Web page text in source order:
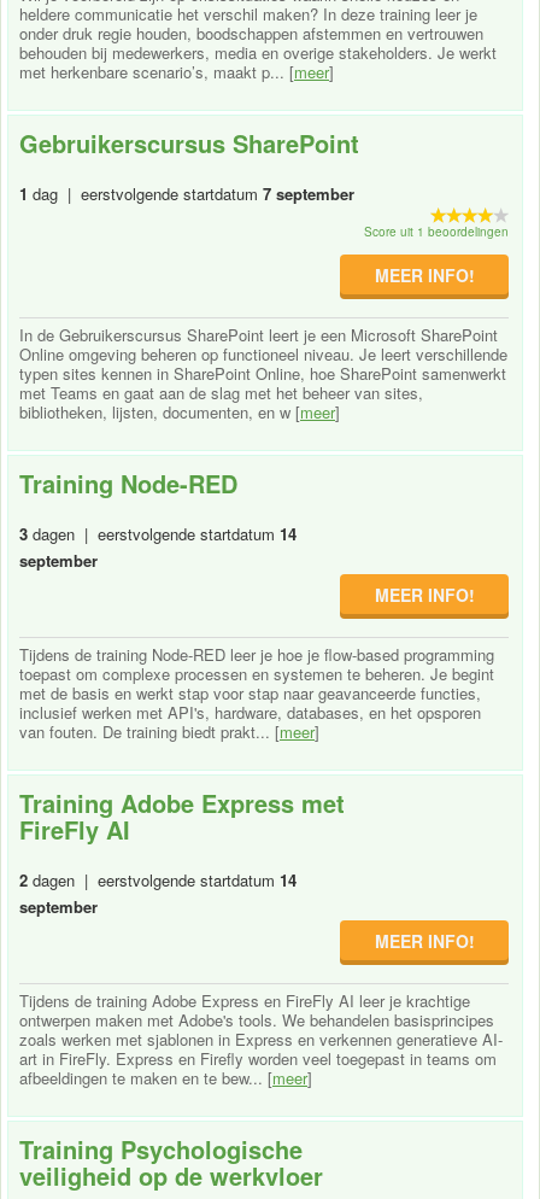
heldere communicatie het verschil maken? In deze training leer je
onder druk regie houden, boodschappen afstemmen en vertrouwen
behouden bij medewerkers, media en overige stakeholders. Je werkt
met herkenbare scenario’s, maakt p... [meer]
Gebruikerscursus SharePoint
1 dag | eerstvolgende startdatum 7 september
Score uit 1 beoordelingen
MEER INFO!
In de Gebruikerscursus SharePoint leert je een Microsoft SharePoint
Online omgeving beheren op functioneel niveau. Je leert verschillende
typen sites kennen in SharePoint Online, hoe SharePoint samenwerkt
met Teams en gaat aan de slag met het beheer van sites,
bibliotheken, lijsten, documenten, en w [meer]
Training Node-RED
3 dagen | eerstvolgende startdatum 14
september
MEER INFO!
Tijdens de training Node-RED leer je hoe je flow-based programming
toepast om complexe processen en systemen te beheren. Je begint
met de basis en werkt stap voor stap naar geavanceerde functies,
inclusief werken met API's, hardware, databases, en het opsporen
van fouten. De training biedt prakt... [meer]
Training Adobe Express met
FireFly AI
2 dagen | eerstvolgende startdatum 14
september
MEER INFO!
Tijdens de training Adobe Express en FireFly AI leer je krachtige
ontwerpen maken met Adobe's tools. We behandelen basisprincipes
zoals werken met sjablonen in Express en verkennen generatieve AI-
art in FireFly. Express en Firefly worden veel toegepast in teams om
afbeeldingen te maken en te bew... [meer]
Training Psychologische
veiligheid op de werkvloer